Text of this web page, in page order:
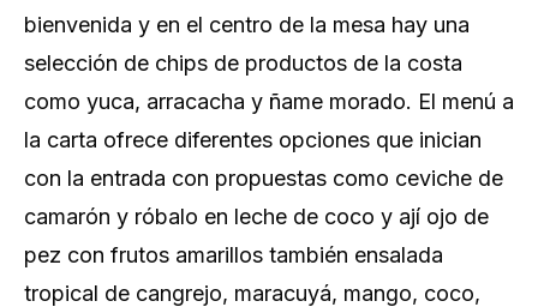
bienvenida y en el centro de la mesa hay una
selección de chips de productos de la costa
como yuca, arracacha y ñame morado. El menú a
la carta ofrece diferentes opciones que inician
con la entrada con propuestas como ceviche de
camarón y róbalo en leche de coco y ají ojo de
pez con frutos amarillos también ensalada
tropical de cangrejo, maracuyá, mango, coco,